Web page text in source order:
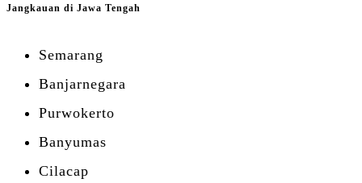
Jangkauan di Jawa Tengah
Semarang
Banjarnegara
Purwokerto
Banyumas
Cilacap